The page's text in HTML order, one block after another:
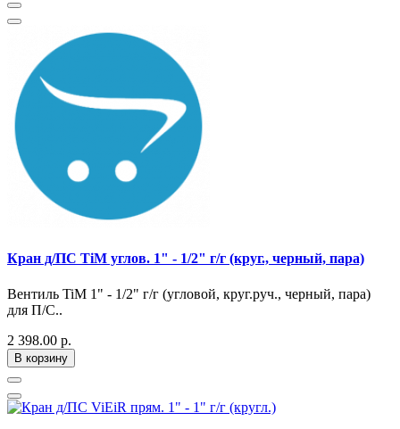
Кран д/ПС TiM углов. 1" - 1/2" г/г (круг., черный, пара)
Вентиль TiM 1" - 1/2" г/г (угловой, круг.руч., черный, пара)
для П/С..
2 398.00 р.
В корзину